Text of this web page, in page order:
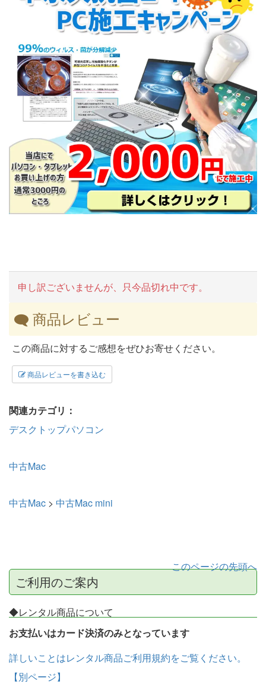
申し訳ございませんが、只今品切れ中です。
商品レビュー
この商品に対するご感想をぜひお寄せください。
商品レビューを書き込む
関連カテゴリ：
デスクトップパソコン
中古Mac
中古Mac > 中古Mac mini
このページの先頭へ
ご利用のご案内
◆レンタル商品について
お支払いはカード決済のみとなっています
詳しいことはレンタル商品ご利用規約をご覧ください。
【別ページ】